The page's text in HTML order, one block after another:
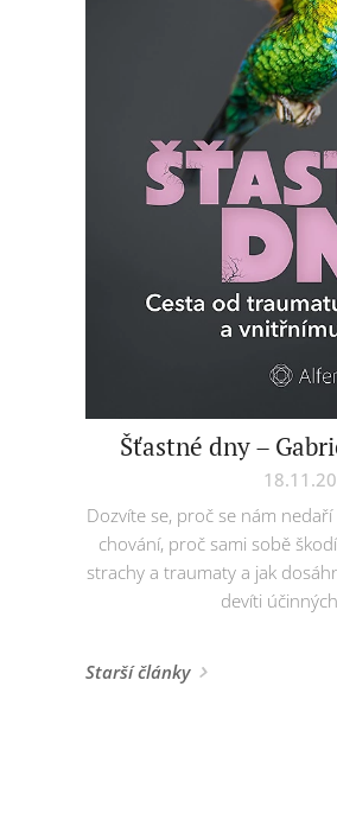
Šťastné dny –
Dozvíte se, proč se nám
chování, proč sami sobě
strachy a traumaty a jak
devíti
Starší články